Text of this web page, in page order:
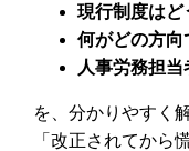
現行制度はど
何がどの方向
人事労務担
を、分かりやすく
「改正されてから